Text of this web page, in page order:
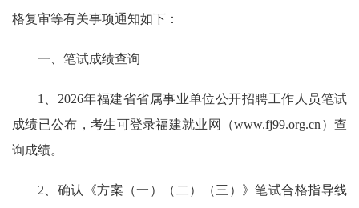
格复审等有关事项通知如下：
一、笔试成绩查询
1、2026年福建省省属事业单位公开招聘工作人员笔试
成绩已公布，考生可登录福建就业网（www.fj99.org.cn）查
询成绩。
2、确认《方案（一）（二）（三）》笔试合格指导线